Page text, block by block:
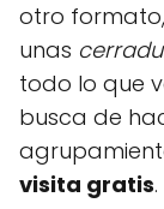
otro
unas
todo lo que
busca de
visita gratis.